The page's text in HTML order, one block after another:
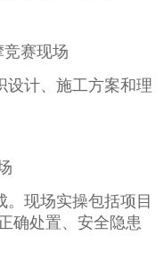
赛现场
设计、施工方案和理
。现场实操包括项目
确处置、安全隐患